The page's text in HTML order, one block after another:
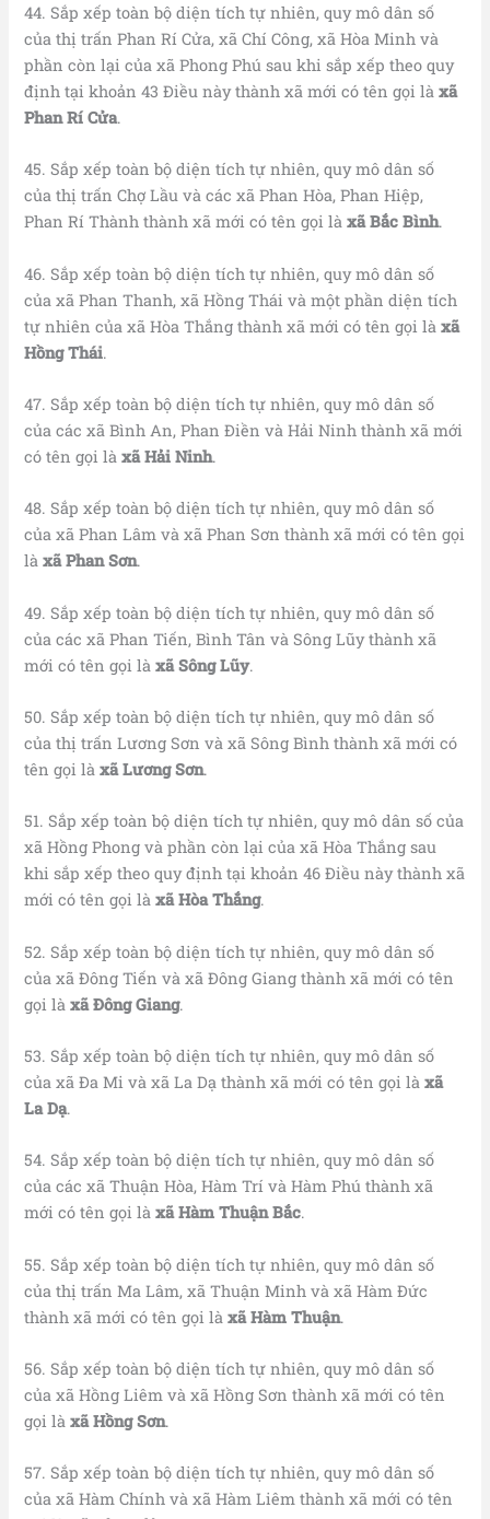
44. Sắp xếp toàn bộ diện tích tự nhiên, quy mô dân số
của thị trấn Phan Rí Cửa, xã Chí Công, xã Hòa Minh và
phần còn lại của xã Phong Phú sau khi sắp xếp theo quy
định tại khoản 43 Điều này thành xã mới có tên gọi làxã
Phan Rí Cửa.
45. Sắp xếp toàn bộ diện tích tự nhiên, quy mô dân số
của thị trấn Chợ Lầu và các xã Phan Hòa, Phan Hiệp,
Phan Rí Thành thành xã mới có tên gọi làxã Bắc Bình.
46. Sắp xếp toàn bộ diện tích tự nhiên, quy mô dân số
của xã Phan Thanh, xã Hồng Thái và một phần diện tích
tự nhiên của xã Hòa Thắng thành xã mới có tên gọi làxã
Hồng Thái.
47. Sắp xếp toàn bộ diện tích tự nhiên, quy mô dân số
của các xã Bình An, Phan Điền và Hải Ninh thành xã mới
có tên gọi làxã Hải Ninh.
48. Sắp xếp toàn bộ diện tích tự nhiên, quy mô dân số
của xã Phan Lâm và xã Phan Sơn thành xã mới có tên gọi
làxã Phan Sơn.
49. Sắp xếp toàn bộ diện tích tự nhiên, quy mô dân số
của các xã Phan Tiến, Bình Tân và Sông Lũy thành xã
mới có tên gọi làxã Sông Lũy.
50. Sắp xếp toàn bộ diện tích tự nhiên, quy mô dân số
của thị trấn Lương Sơn và xã Sông Bình thành xã mới có
tên gọi làxã Lương Sơn.
51. Sắp xếp toàn bộ diện tích tự nhiên, quy mô dân số của
xã Hồng Phong và phần còn lại của xã Hòa Thắng sau
khi sắp xếp theo quy định tại khoản 46 Điều này thành xã
mới có tên gọi làxã Hòa Thắng.
52. Sắp xếp toàn bộ diện tích tự nhiên, quy mô dân số
của xã Đông Tiến và xã Đông Giang thành xã mới có tên
gọi làxã Đông Giang.
53. Sắp xếp toàn bộ diện tích tự nhiên, quy mô dân số
của xã Đa Mi và xã La Dạ thành xã mới có tên gọi làxã
La Dạ.
54. Sắp xếp toàn bộ diện tích tự nhiên, quy mô dân số
của các xã Thuận Hòa, Hàm Trí và Hàm Phú thành xã
mới có tên gọi làxã Hàm Thuận Bắc.
55. Sắp xếp toàn bộ diện tích tự nhiên, quy mô dân số
của thị trấn Ma Lâm, xã Thuận Minh và xã Hàm Đức
thành xã mới có tên gọi làxã Hàm Thuận.
56. Sắp xếp toàn bộ diện tích tự nhiên, quy mô dân số
của xã Hồng Liêm và xã Hồng Sơn thành xã mới có tên
gọi làxã Hồng Sơn.
57. Sắp xếp toàn bộ diện tích tự nhiên, quy mô dân số
của xã Hàm Chính và xã Hàm Liêm thành xã mới có tên